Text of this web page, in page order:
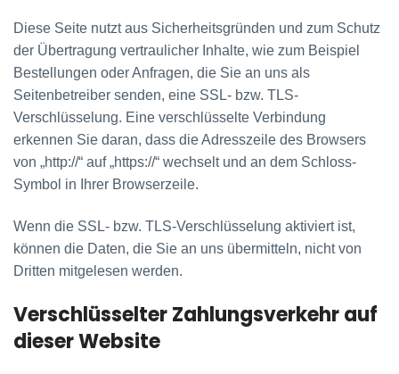
Diese Seite nutzt aus Sicherheitsgründen und zum Schutz
der Übertragung vertraulicher Inhalte, wie zum Beispiel
Bestellungen oder Anfragen, die Sie an uns als
Seitenbetreiber senden, eine SSL- bzw. TLS-
Verschlüsselung. Eine verschlüsselte Verbindung
erkennen Sie daran, dass die Adresszeile des Browsers
von „http://“ auf „https://“ wechselt und an dem Schloss-
Symbol in Ihrer Browserzeile.
Wenn die SSL- bzw. TLS-Verschlüsselung aktiviert ist,
können die Daten, die Sie an uns übermitteln, nicht von
Dritten mitgelesen werden.
Verschlüsselter Zahlungsverkehr auf
dieser Website